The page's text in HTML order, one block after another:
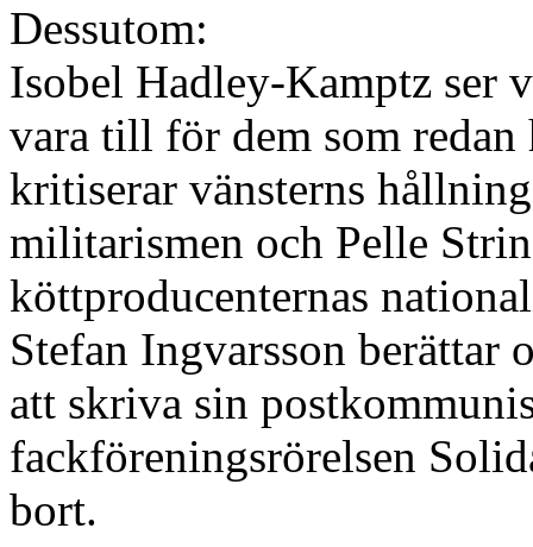
Dessutom:
Isobel Hadley-Kamptz ser
vara till för dem som
kritiserar vänsterns
militarismen och Pelle
köttproducenternas
Stefan Ingvarsson berättar
att skriva sin
fackföreningsrörelsen
bort.